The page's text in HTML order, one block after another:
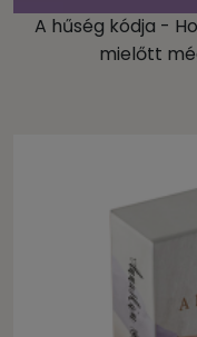
A hűség kódja -
mielőtt